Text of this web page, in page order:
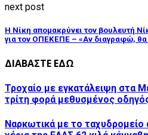
next post
Η Νίκη απομακρύνει τον βουλευτή
για τον ΟΠΕΚΕΠΕ – «Αν διαγραφώ, θα
ΔΙΑΒΑΣΤΕ ΕΔΩ
Τροχαίο με εγκατάλειψη στα
τρίτη φορά μεθυσμένος
Ναρκωτικά με το